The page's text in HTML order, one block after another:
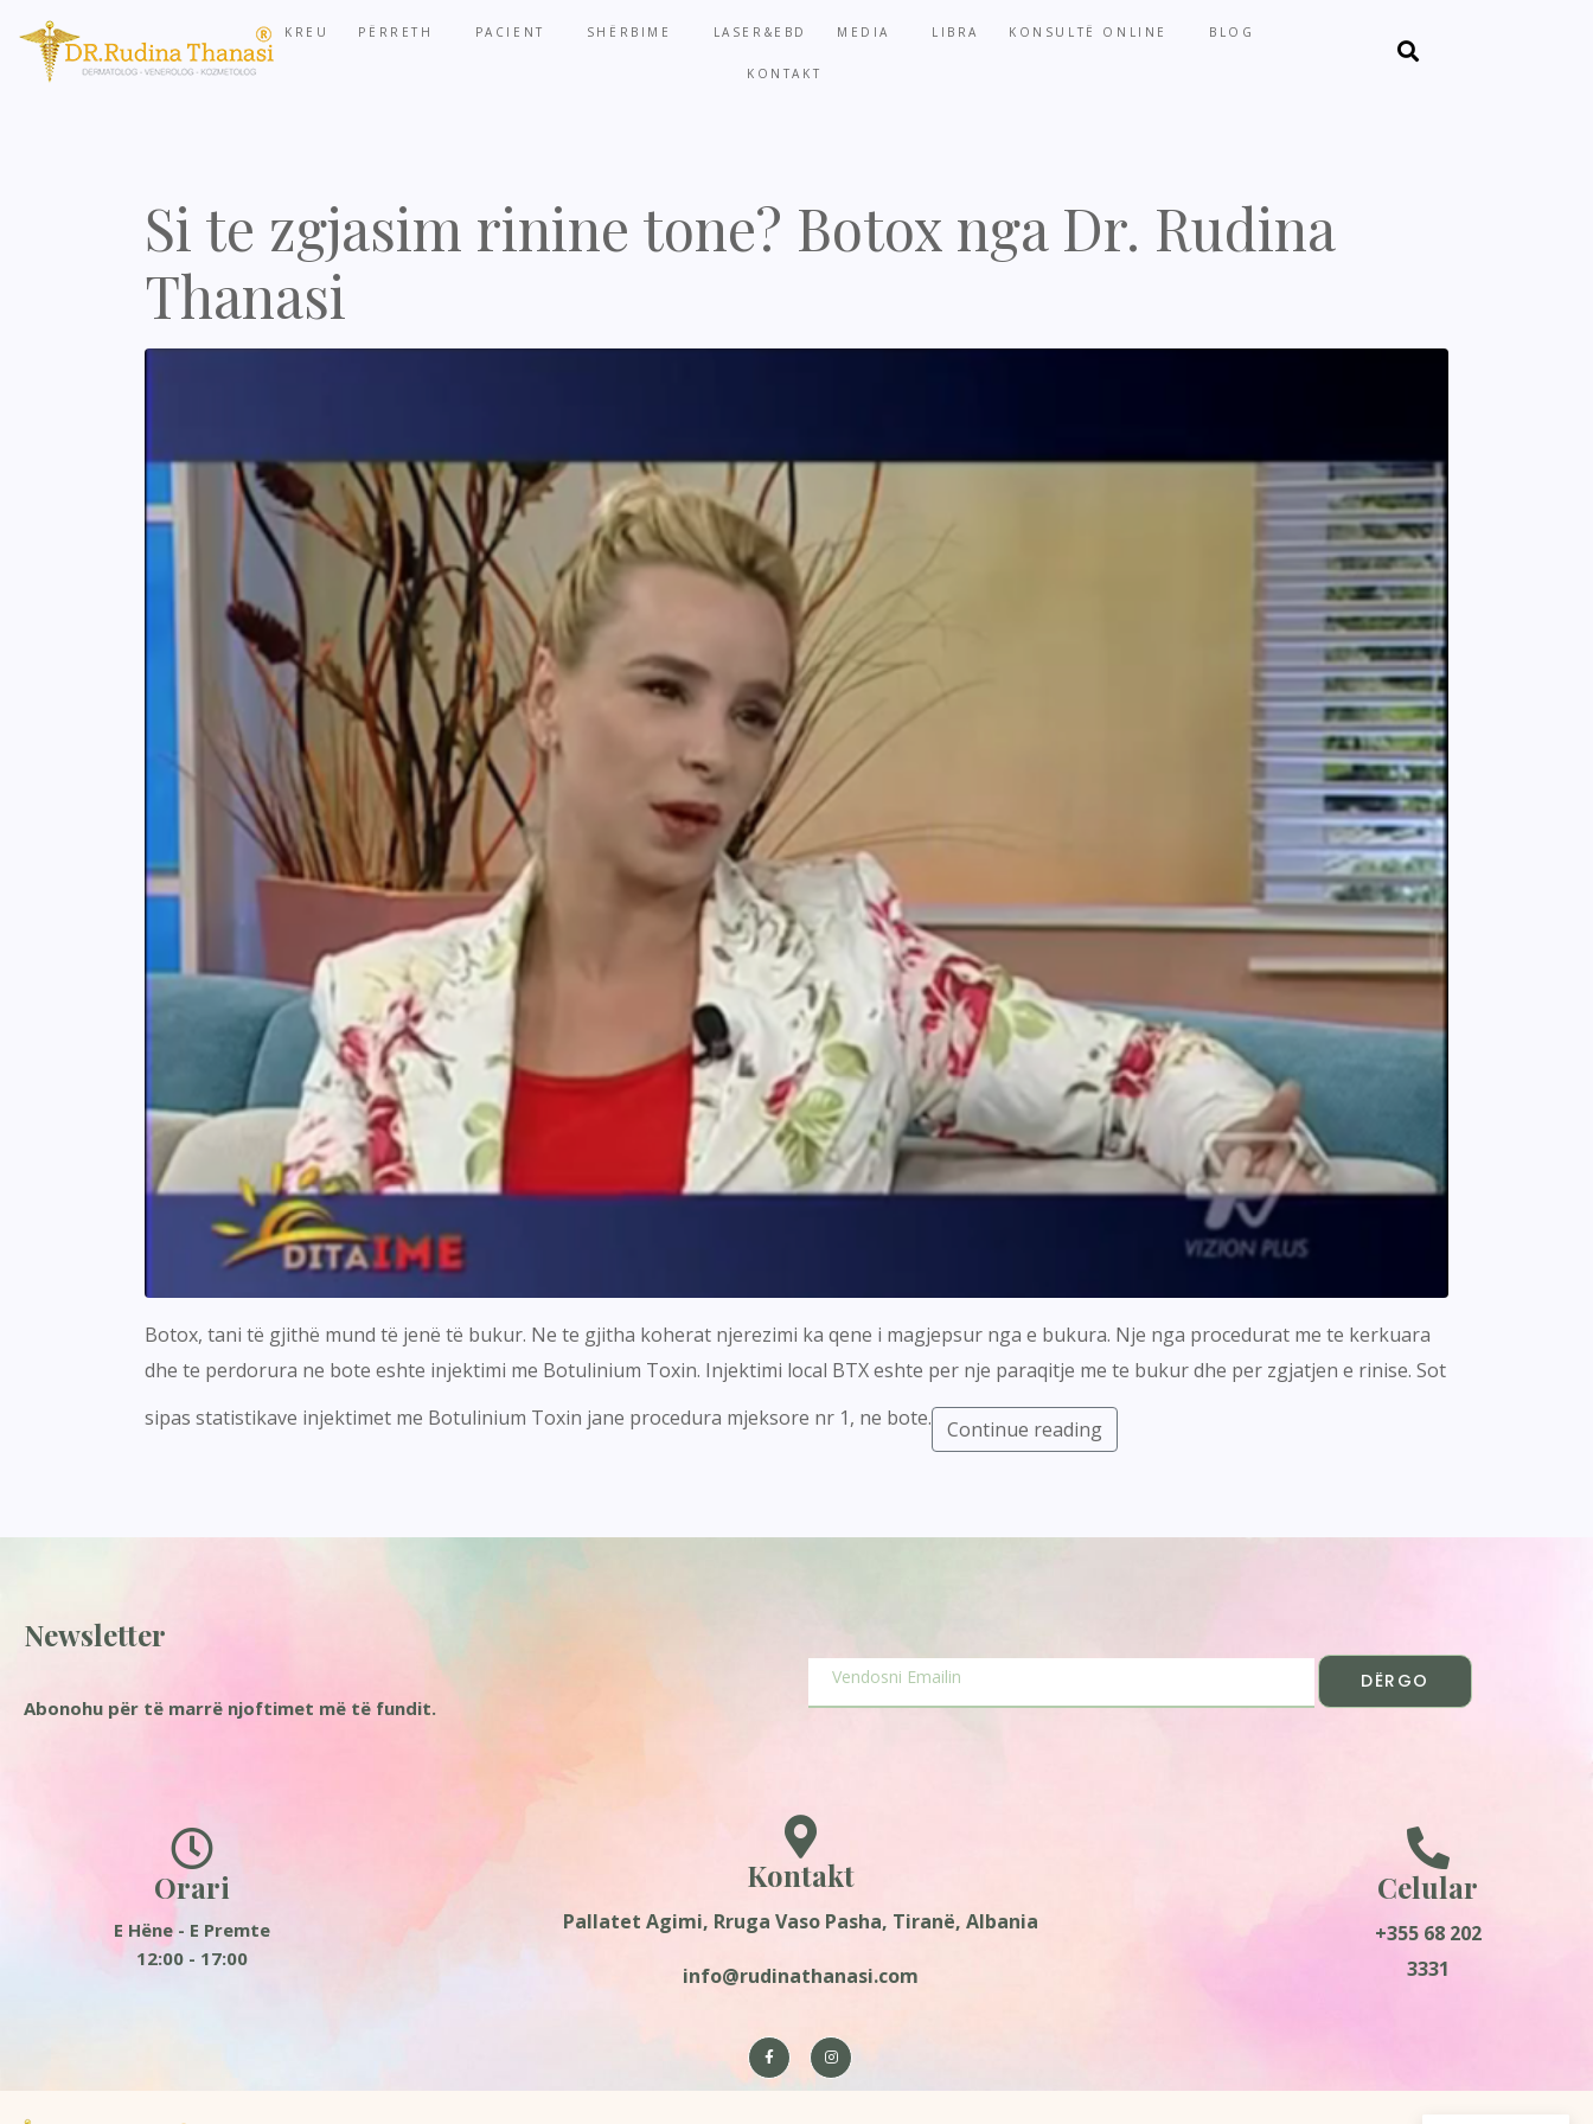
KREU PËRRETH PACIENT SHËRBIME LASER&EBD MEDIA LIBRA KONSULTË ONLINE BLOG
KONTAKT
Si te zgjasim rinine tone? Botox nga Dr. Rudina
Thanasi
Botox, tani të gjithë mund të jenë të bukur. Ne te gjitha koherat njerezimi ka qene i magjepsur nga e bukura. Nje nga procedurat me te kerkuara
dhe te perdorura ne bote eshte injektimi me Botulinium Toxin. Injektimi local BTX eshte per nje paraqitje me te bukur dhe per zgjatjen e rinise. Sot
sipas statistikave injektimet me Botulinium Toxin jane procedura mjeksore nr 1, ne bote.
Continue reading
Newsletter
Abonohu për të marrë njoftimet më të fundit.
DËRGO
Orari
E Hëne - E Premte
12:00 - 17:00
Kontakt
Pallatet Agimi, Rruga Vaso Pasha, Tiranë, Albania
info@rudinathanasi.com
Celular
+355 68 202
3331